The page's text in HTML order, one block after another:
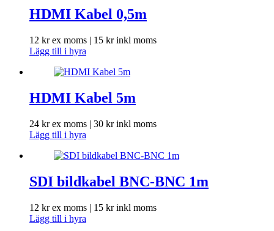
HDMI Kabel 0,5m
12 krex moms | 15 krinkl moms
Lägg till i hyra
HDMI Kabel 5m
24 krex moms | 30 krinkl moms
Lägg till i hyra
SDI bildkabel BNC-BNC 1m
12 krex moms | 15 krinkl moms
Lägg till i hyra